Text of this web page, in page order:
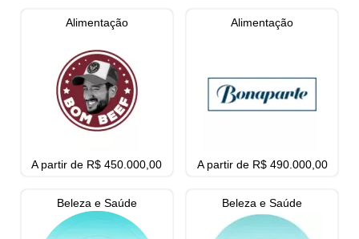
Alimentação
A partir de R$ 450.000,00
Alimentação
A partir de R$ 490.000,00
Beleza e Saúde Beleza e Saúde